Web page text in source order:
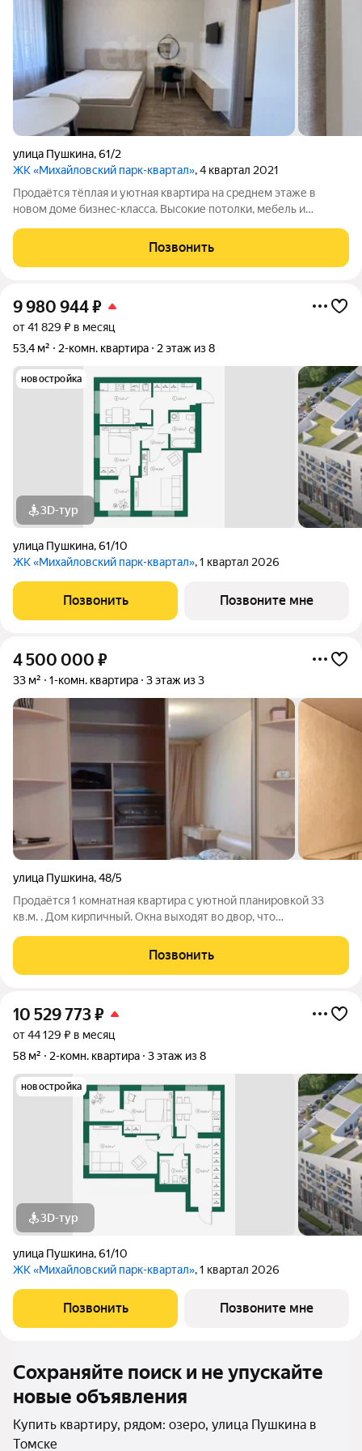
улица Пушкина,61/2
ЖК «Михайловский парк-квартал», 4 квартал 2021
Продаётся тёплая и уютная квартира на среднем этаже в
новом доме бизнес-класса. Высокие потолки, мебель и
поддерживается порядок, предусмотрены места для колясок и
велосипедов, а также мойка
Позвонить
9 980 944₽
от 41 829 ₽ в месяц
53,4 м²
2-комн. квартира 2 этаж из 8
новостройка
3D-тур
улица Пушкина,61/10
ЖК «Михайловский парк-квартал», 1 квартал 2026
Позвонить Позвоните мне
4 500 000 ₽
33 м² 1-комн. квартира 3 этаж из 3
улица Пушкина,48/5
Продаётся 1 комнатная квартира с уютной планировкой 33
кв.м. . Дом кирпичный. Окна выходят во двор, что
санузел совмещенный в кафеле. В санузел имеется
стиральная машина. На кухне установлена
Позвонить
10 529 773₽
от 44 129 ₽ в месяц
58 м²
2-комн. квартира 3 этаж из 8
новостройка
3D-тур
улица Пушкина,61/10
ЖК «Михайловский парк-квартал», 1 квартал 2026
Позвонить Позвоните мне
Сохраняйте поиск и не упускайте
новые объявления
Купить квартиру, рядом: озеро, улица Пушкина в
Томске